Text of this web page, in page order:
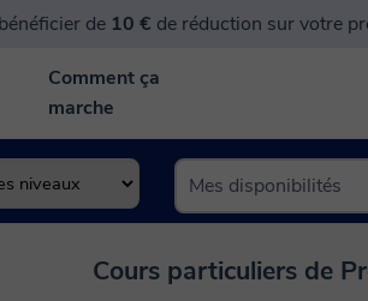
de 10 € de réduction sur votre
Comment ça
marche
Cours particuliers de